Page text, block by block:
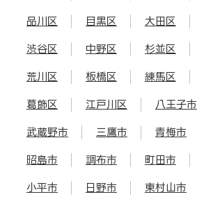
品川区 目黒区 大田区
渋谷区 中野区 杉並区
荒川区 板橋区 練馬区
葛飾区 江戸川区 八王子市
武蔵野市 三鷹市 青梅市
昭島市 調布市 町田市
小平市 日野市 東村山市